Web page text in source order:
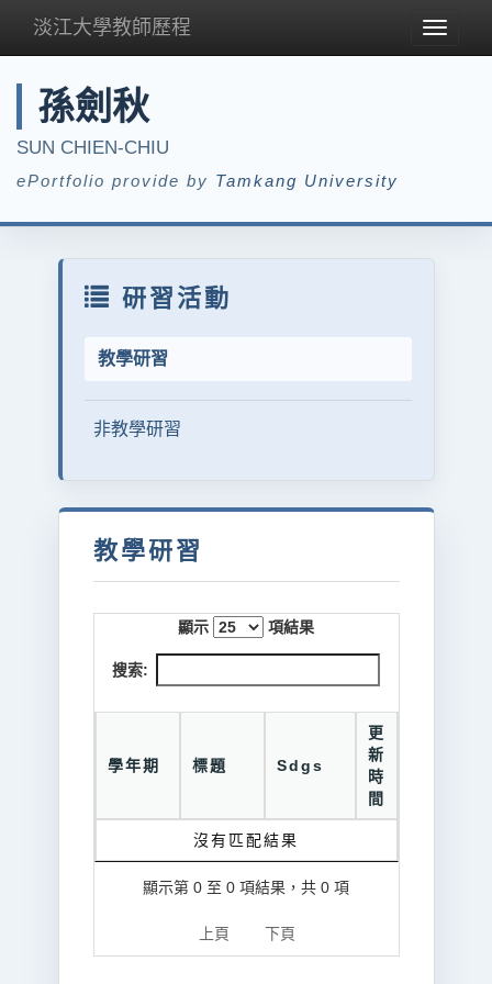
Toggle
淡江大學教師歷程
孫劍秋
SUN CHIEN-CHIU
ePortfolio provide by Tamkang University
研習活動
教學研習
非教學研習
教學研習
顯示 項結果
搜索:
學年期 標題 Sdgs
更
新
時
間
沒有匹配結果
顯示第 0 至 0 項結果，共 0 項
上頁 下頁